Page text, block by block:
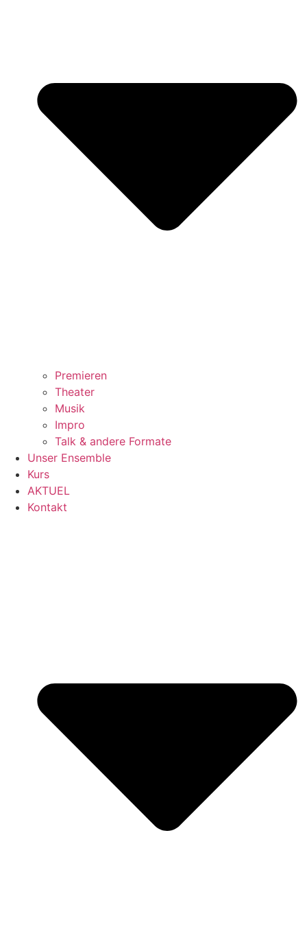
Premieren
Theater
Musik
Impro
Talk & andere Formate
Unser Ensemble
Kurs
AKTUEL
Kontakt